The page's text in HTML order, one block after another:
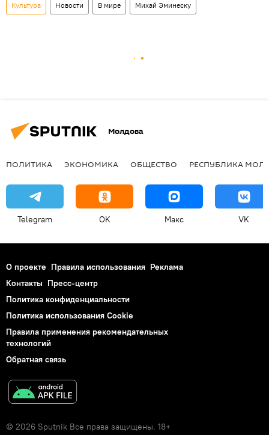
Культура Новости В мире Михай Эминеску
Молдова
ПОЛИТИКА ЭКОНОМИКА ОБЩЕСТВО РЕСПУБЛИКА
Telegram OK Макс VK
О проекте Правила использования Реклама
Контакты Пресс-центр
Политика конфиденциальности
Политика использования Cookie
Правила применения рекомендательных
технологий
Обратная связь
© 2026 Sputnik Все права защищены. 18+